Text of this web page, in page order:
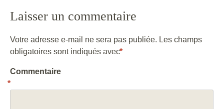
Laisser un commentaire
Votre adresse e-mail ne sera pas publiée. Les champs
obligatoires sont indiqués avec*
Commentaire
*